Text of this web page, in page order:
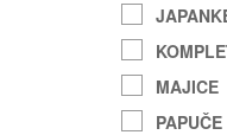
MAJICE
PAPUČE